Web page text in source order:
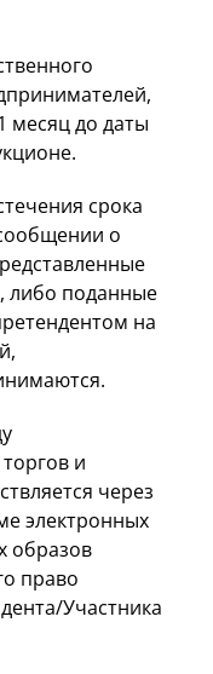
месяц до даты
срока
о
либо поданные
на
и
через
электронных
образов
право
Участника